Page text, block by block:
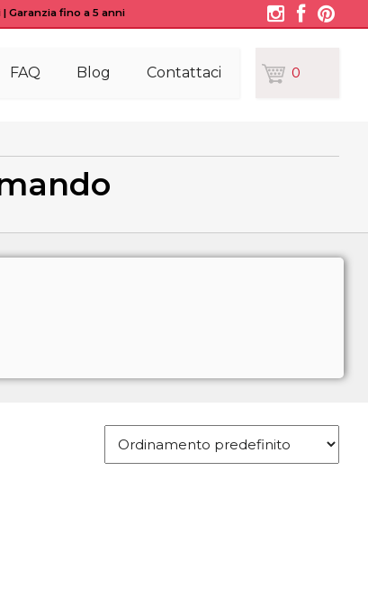
Garanzia fino a 5 anni
FAQ Blog Contattaci 0